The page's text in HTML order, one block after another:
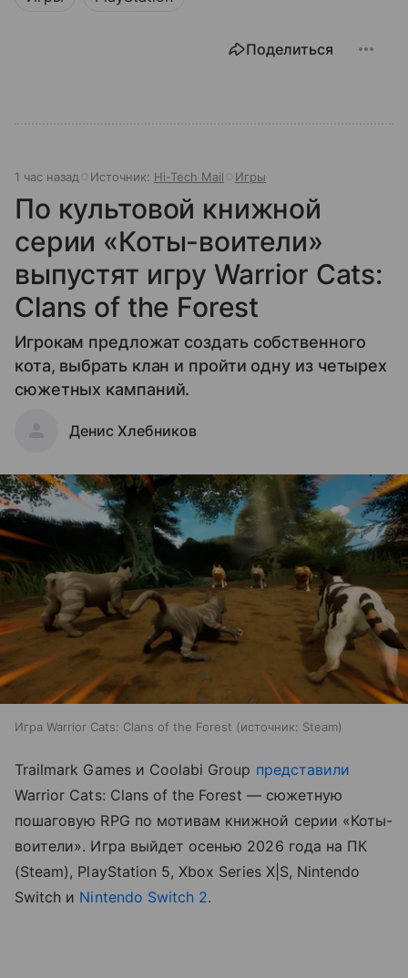
Поделиться
1 час назад Источник: Hi-Tech Mail Игры
По культовой книжной
серии «Коты-воители»
выпустят игру Warrior Cats:
Clans of the Forest
Игрокам предложат создать собственного
кота, выбрать клан и пройти одну из четырех
сюжетных кампаний.
Денис Хлебников
Игра Warrior Cats: Clans of the Forest источник: Steam
Trailmark Games и Coolabi Group представили
Warrior Cats: Clans of the Forest — сюжетную
пошаговую RPG по мотивам книжной серии «Коты-
воители». Игра выйдет осенью 2026 года на ПК
(Steam), PlayStation 5, Xbox Series X|S, Nintendo
Switch и Nintendo Switch 2.